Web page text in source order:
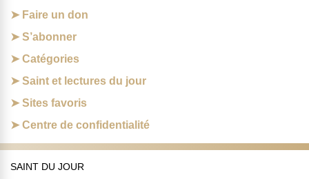
Faire un don
S’abonner
Catégories
Saint et lectures du jour
Sites favoris
Centre de confidentialité
SAINT DU JOUR